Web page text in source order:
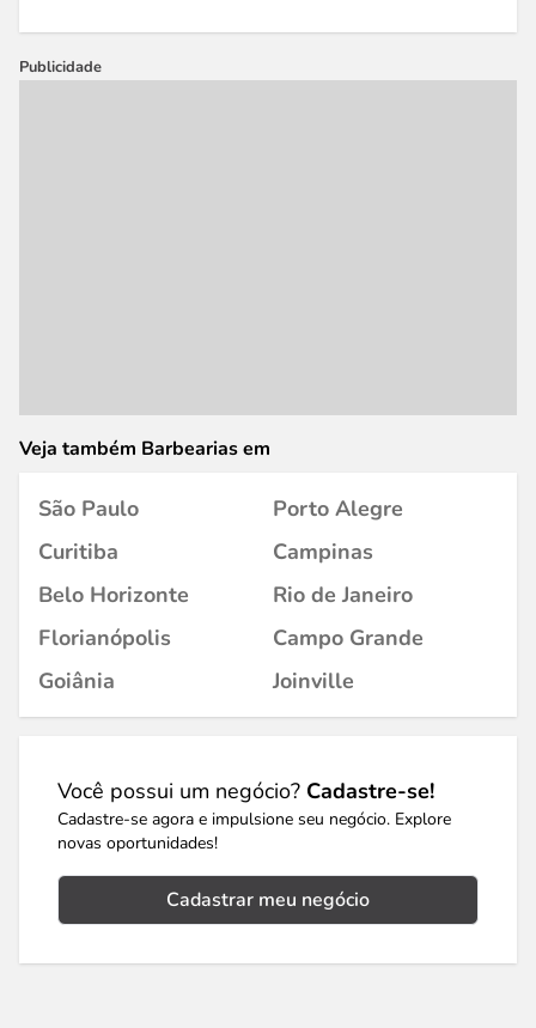
Publicidade
Veja também Barbearias em
São Paulo
Porto Alegre
Curitiba
Campinas
Belo Horizonte
Rio de Janeiro
Florianópolis
Campo Grande
Goiânia
Joinville
Você possui um negócio? Cadastre-se!
Cadastre-se agora e impulsione seu negócio. Explore
novas oportunidades!
Cadastrar meu negócio